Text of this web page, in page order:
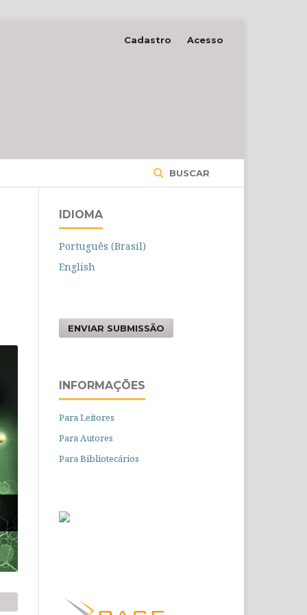
BUSCAR
Cadastro Acesso
IDIOMA
Português (Brasil)
English
ENVIAR SUBMISSÃO
INFORMAÇÕES
Para Leitores
Para Autores
Para Bibliotecários